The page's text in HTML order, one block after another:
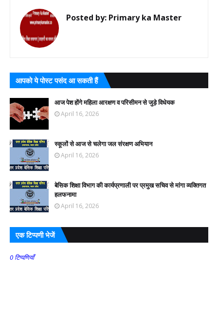
Posted by: Primary ka Master
आपको ये पोस्ट पसंद आ सकती हैं
आज पेश होंगे महिला आरक्षण व परिसीमन से जुड़े विधेयक
April 16, 2026
स्कूलों से आज से चलेगा जल संरक्षण अभियान
April 16, 2026
बेसिक शिक्षा विभाग की कार्यप्रणाली पर प्रमुख सचिव से मांगा व्यक्तिगत
हलफनामा
April 16, 2026
एक टिप्पणी भेजें
0 टिप्पणियाँ